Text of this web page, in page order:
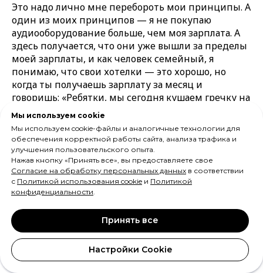
Мы используем cookie
Мы используем cookie-файлы и аналогичные технологии для
обеспечения корректной работы сайта, анализа трафика и
улучшения пользовательского опыта.
Нажав кнопку «Принять все», вы предоставляете свое
Согласие на обработку персональных данных в соответствии
с Политикой использования cookie и Политикой
конфиденциальности.
Принять все
Настройки Cookie
Это надо лично мне перебороть мои принципы. А
один из моих принципов — я не покупаю
аудиооборудование больше, чем моя зарплата. А
здесь получается, что они уже вышли за пределы
моей зарплаты, и как человек семейный, я
понимаю, что свои хотелки — это хорошо, но
когда ты получаешь зарплату за месяц и
говоришь: «Ребятки, мы сегодня кушаем гречку на
воде и больше ничего в течение месяца, зато у
папы будут вашего замечательные наушники», —
это не совсем правильный подход. Но для тех, у
кого, в принципе, нет таких финансовых
проблем, более-менее всё хорошо и он знает, за
что он собирается заплатить, в плане звука я буду
за них безумно рад. Я буду безумно счастлив за
послушает эти наушники и поймёт, о чём идёт
речь. Потому что лично мне этот звук понравился.
Но до этого звука действительно надо дорасти.
То есть надо быть уверенным в своём